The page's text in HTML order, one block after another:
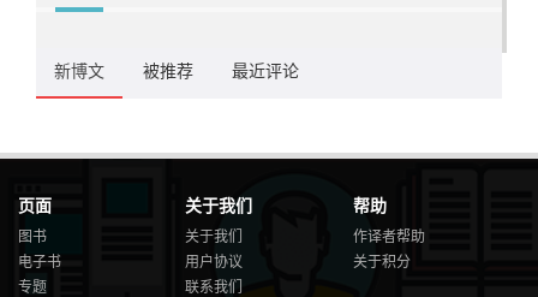
新博文 被推荐 最近评论
页面
图书
电子书
专题
关于我们
关于我们
用户协议
联系我们
帮助
作译者帮助
关于积分